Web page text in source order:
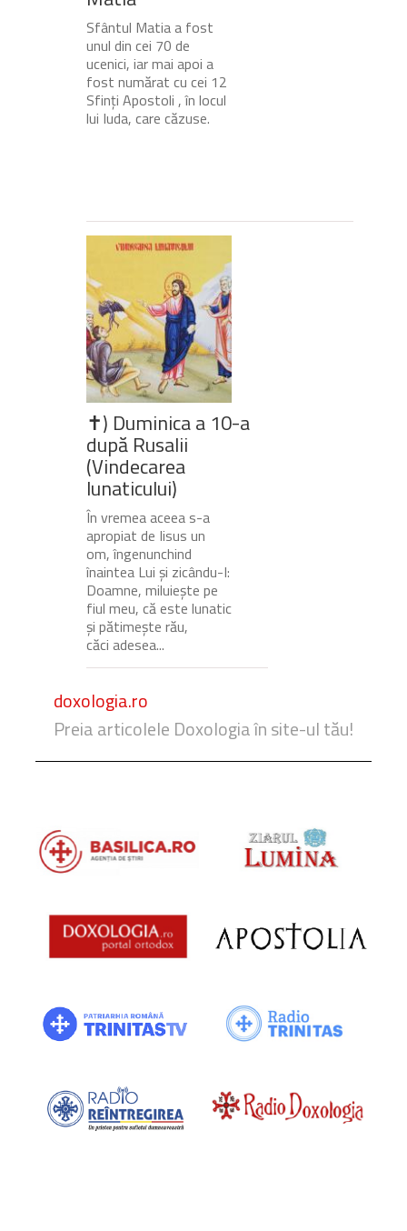
Sfântul Matia a fost
unul din cei 70 de
ucenici, iar mai apoi a
fost numărat cu cei 12
Sfinți Apostoli , în locul
lui Iuda, care căzuse.
✝) Duminica a 10-a
după Rusalii
(Vindecarea
lunaticului)
În vremea aceea s-a
apropiat de Iisus un
om, îngenunchind
înaintea Lui și zicându-I:
Doamne, miluiește pe
fiul meu, că este lunatic
și pătimește rău,
căci adesea...
doxologia.ro
Preia articolele Doxologia în site-ul tău!